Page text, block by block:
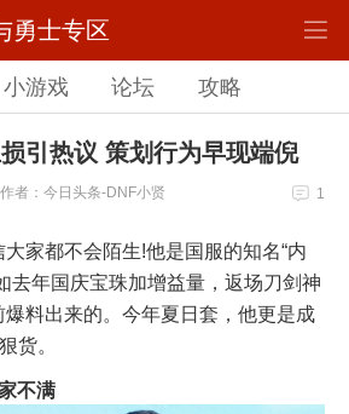
勇士专区
小游戏 论坛 攻略
引热议 策划行为早现端倪
作者：今日头条-DNF小贤 1
家都不会陌生!他是国服的知名“内
去年国庆宝珠加增益量，返场刀剑神
料出来的。今年夏日套，他更是成
货。
不满